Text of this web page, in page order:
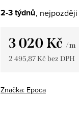
2-3 týdnů
3 020 Kč / m
2 495,87 Kč bez DPH
Značka: Epoca